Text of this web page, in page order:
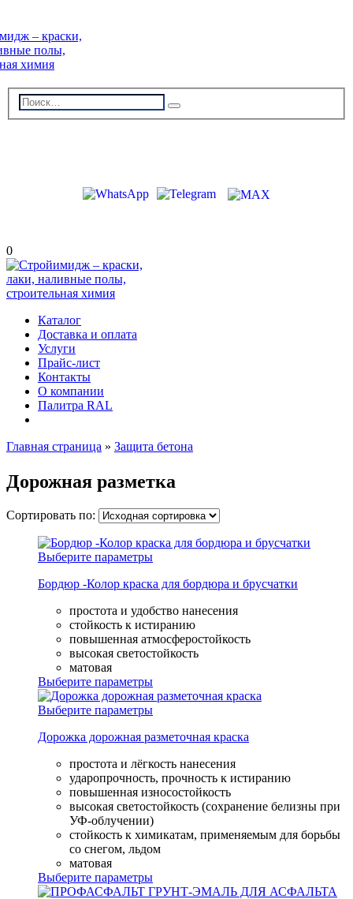
0
Каталог
Доставка и оплата
Услуги
Прайс-лист
Контакты
О компании
Палитра RAL
Главная страница » Защита бетона
Дорожная разметка
Сортировать по:
Выберите параметры
Бордюр -Колор краска для бордюра и брусчатки
простота и удобство нанесения
стойкость к истиранию
повышенная атмосферостойкость
высокая светостойкость
матовая
Выберите параметры
Выберите параметры
Дорожка дорожная разметочная краска
простота и лёгкость нанесения
ударопрочность, прочность к истиранию
повышенная износостойкость
высокая светостойкость (сохранение белизны при
УФ-облучении)
стойкость к химикатам, применяемым для борьбы
со снегом, льдом
матовая
Выберите параметры